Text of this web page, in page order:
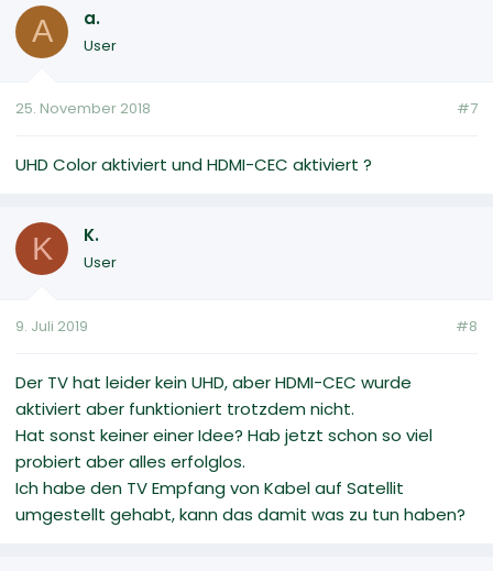
A a.
User
25. November 2018 #7
UHD Color aktiviert und HDMI-CEC aktiviert ?
K K.
User
9. Juli 2019 #8
Der TV hat leider kein UHD, aber HDMI-CEC wurde
aktiviert aber funktioniert trotzdem nicht.
Hat sonst keiner einer Idee? Hab jetzt schon so viel
probiert aber alles erfolglos.
Ich habe den TV Empfang von Kabel auf Satellit
umgestellt gehabt, kann das damit was zu tun haben?